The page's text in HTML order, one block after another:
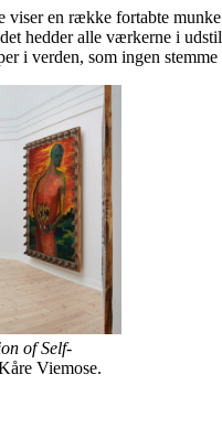
en række fortabte
hedder alle værkerne i
i verden, som ingen
of Self-
Viemose.